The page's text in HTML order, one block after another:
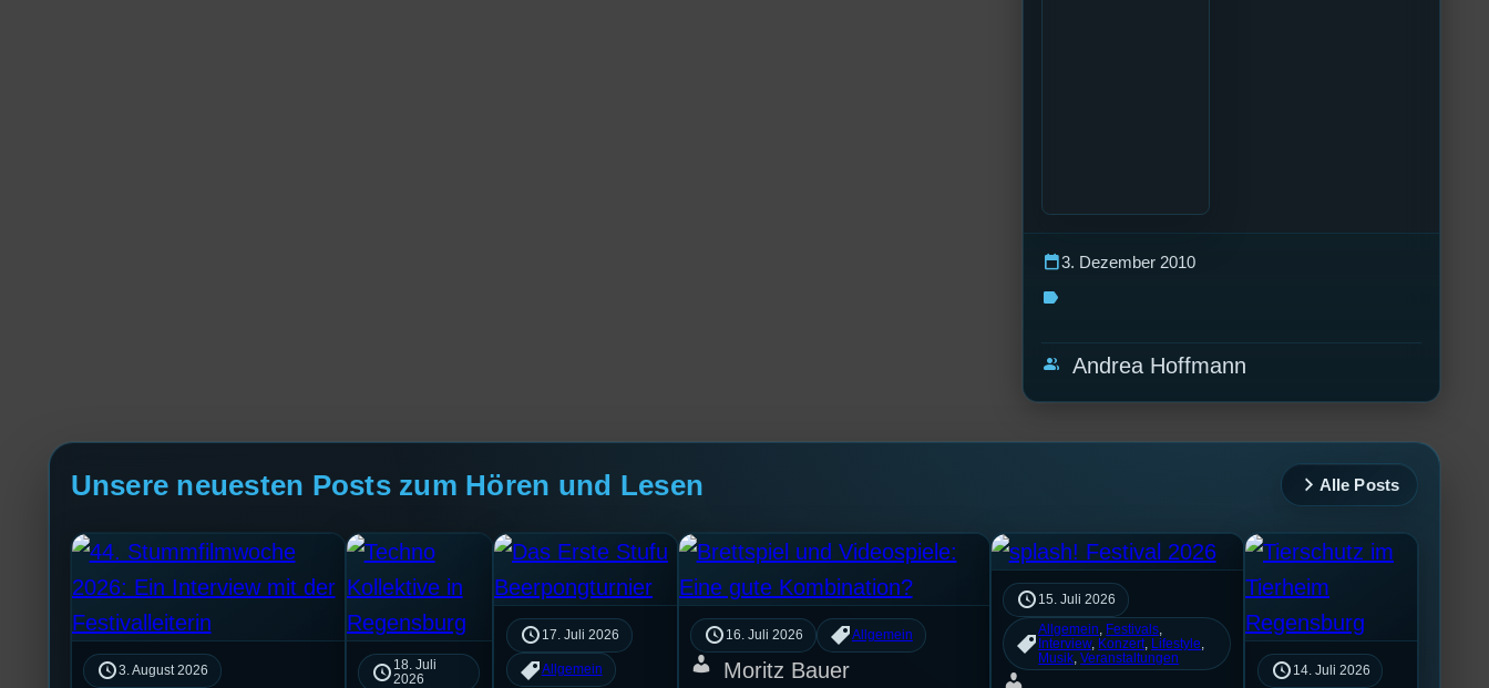
calendar_today3. Dezember 2010
label
group Andrea Hoffmann
Unsere neuesten Posts zum Hören und Lesen Alle Posts
3. August 2026
18. Juli
2026
17. Juli 2026
Allgemein
16. Juli 2026 Allgemein
Moritz Bauer
15. Juli 2026
Allgemein Festivals
Interview, Konzert Lifestyle
Musik , Veranstaltungen
14. Juli 2026